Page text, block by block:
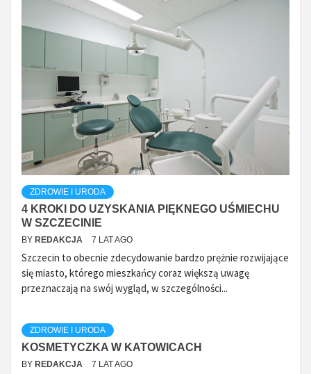
ZDROWIE I URODA
4 KROKI DO UZYSKANIA PIĘKNEGO UŚMIECHU
W SZCZECINIE
BY REDAKCJA 7 LAT AGO
Szczecin to obecnie zdecydowanie bardzo prężnie rozwijające
się miasto, którego mieszkańcy coraz większą uwagę
przeznaczają na swój wygląd, w szczególności...
ZDROWIE I URODA
KOSMETYCZKA W KATOWICACH
BY REDAKCJA 7 LAT AGO